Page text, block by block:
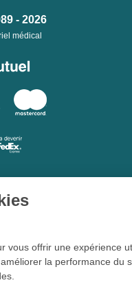
- 2026
médical
la santé publique et à l’arrêté du
qui peuvent faire l’objet
5213-1
vous offrir une expérience
la performance du